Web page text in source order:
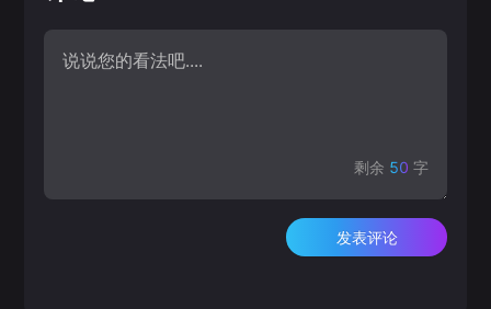
剩余 50 字
发表评论